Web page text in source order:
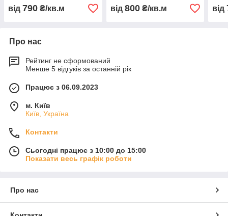
від 790 ₴/кв.м від 800₴/кв.м від
Про нас
Рейтинг не сформований
Менше 5 відгуків за останній рік
Працює з 06.09.2023
м. Київ
Київ, Україна
Контакти
Сьогодні працює з 10:00 до 15:00
Показати весь графік роботи
Про нас